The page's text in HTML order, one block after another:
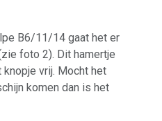
B6/11/14 gaat het er
foto 2). Dit hamertje
vrij. Mocht het
komen dan is het